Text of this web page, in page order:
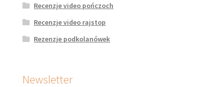
Recenzje video pończoch
Recenzje video rajstop
Rezenzje podkolanówek
Newsletter